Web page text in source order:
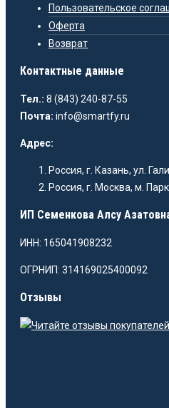
Пользовательское
Оферта
Возврат
Контактные данные
Тел.: 8 (843) 240-87-55
Почта: info@smartfy.ru
Адрес:
Россия, г. Казань, ул.
Россия, г. Москва, м.
ИП Семенкова Алсу
ИНН: 165041908232
ОГРНИП: 314169025400092
Отзывы